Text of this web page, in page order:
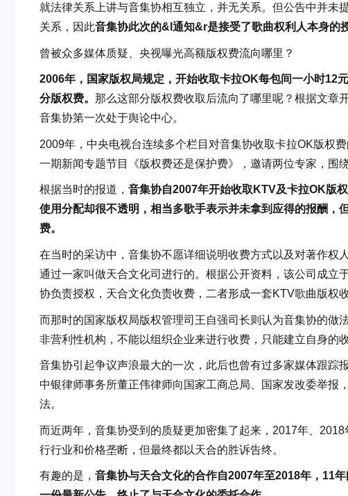
就法律关系上讲与音集协相互独立，并无关系。但公告中并
关系，因此音集协此次的&l通知&r是接受了歌曲权利人本身的
曾被众多媒体质疑、央视曝光高额版权费流向哪里？
2006年，国家版权局规定，开始收取卡拉OK每包间一小时12
分版权费。 那么这部分版权费收取后流向了哪里呢？根据文章
音集协第一次处于舆论中心。
2009年，中央电视台连续多个栏目对音集协收取卡拉OK版权
一期新闻专题节目《版权费还是保护费》，邀请两位专家，围
根据当时的报道， 音集协自2007年开始收取KTV及卡拉OK版
使用分配却很不透明，相当多歌手表示并未拿到应得的报酬，
费。
在当时的采访中，音集协不愿详细说明收费方式以及对著作权
通过一家叫做天合文化司进行的。根据公开资料，该公司成
协负责授权，天合文化负责收费，二者形成一套KTV歌曲版权收
而那时的国家版权局版权管理司王自强司长则认为音集协的做
非营利性机构，不能以组织企业来进行收费，只能建立自身的
音集协引起争议声浪最大的一次，此后也曾有过多家媒体跟
中银律师事务所董正伟律师向国家工商总局、国家发改委举报
法。
而近两年，音集协受到的质疑更加密集了起来，2017年、
行行业和价格垄断，但最终都以天合的胜诉告终。
有趣的是， 音集协与天合文化的合作自2007年至2018年，11